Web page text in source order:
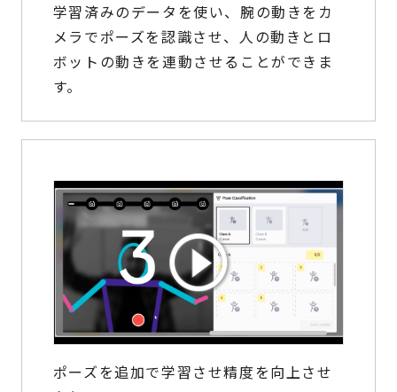
学習済みのデータを使い、腕の動きをカ
メラでポーズを認識させ、人の動きとロ
ボットの動きを連動させることができま
す。
ポーズを追加で学習させ精度を向上させ